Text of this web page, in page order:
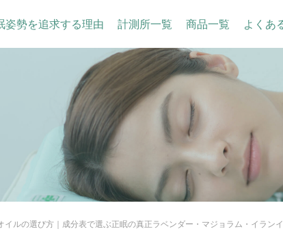
姿勢を追求する理由 計測所一覧 商品一覧 よくあ
イルの選び方｜成分表で選ぶ正眠の真正ラベンダー・マジョラム・イラン